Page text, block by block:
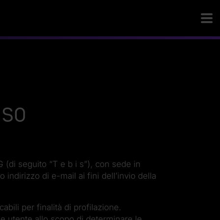
seguito “T e b i s”), con sede in
indirizzo di e-mail ai fini dell’invio della
per finalità di profilazione.